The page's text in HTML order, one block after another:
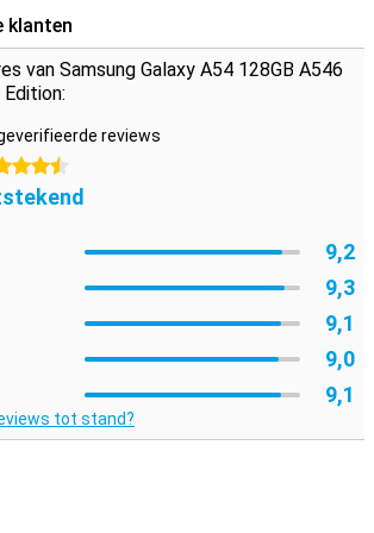
klanten
van Samsung Galaxy A54 128GB A546
reviews
9,2
9,3
9,1
9,0
9,1
tot stand?